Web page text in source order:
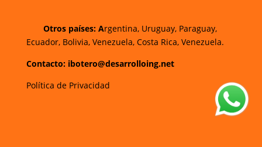
Otros países: Argentina, Uruguay, Paraguay,
Ecuador, Bolivia, Venezuela, Costa Rica, Venezuela.
Contacto: ibotero@desarrolloing.net
Política de Privacidad
w